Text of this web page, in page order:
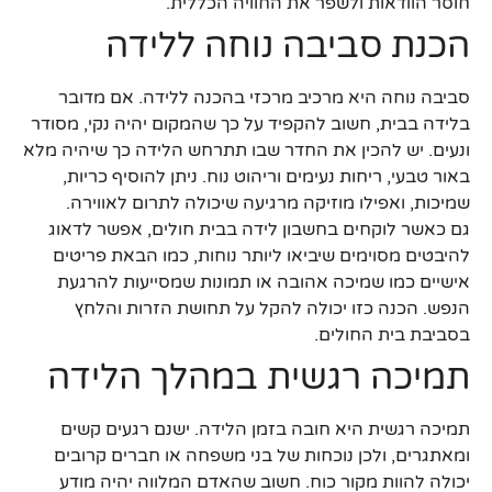
הכנת סביבה נוחה ללידה
סביבה נוחה היא מרכיב מרכזי בהכנה ללידה. אם מדובר
בלידה בבית, חשוב להקפיד על כך שהמקום יהיה נקי, מסודר
ונעים. יש להכין את החדר שבו תתרחש הלידה כך שיהיה מלא
באור טבעי, ריחות נעימים וריהוט נוח. ניתן להוסיף כריות,
שמיכות, ואפילו מוזיקה מרגיעה שיכולה לתרום לאווירה.
גם כאשר לוקחים בחשבון לידה בבית חולים, אפשר לדאוג
להיבטים מסוימים שיביאו ליותר נוחות, כמו הבאת פריטים
אישיים כמו שמיכה אהובה או תמונות שמסייעות להרגעת
הנפש. הכנה כזו יכולה להקל על תחושת הזרות והלחץ
בסביבת בית החולים.
תמיכה רגשית במהלך הלידה
תמיכה רגשית היא חובה בזמן הלידה. ישנם רגעים קשים
ומאתגרים, ולכן נוכחות של בני משפחה או חברים קרובים
יכולה להוות מקור כוח. חשוב שהאדם המלווה יהיה מודע